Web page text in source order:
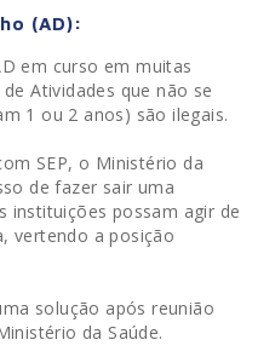
(AD):
em curso em muitas
Atividades que não se
1 ou 2 anos) são ilegais.
SEP, o Ministério da
de fazer sair uma
instituições possam agir de
vertendo a posição
solução após reunião
da Saúde.